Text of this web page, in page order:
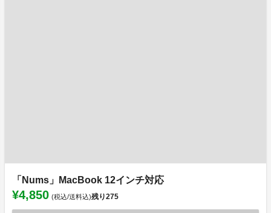
「Nums」MacBook 12インチ対応
¥4,850 (税込/送料込)残り275